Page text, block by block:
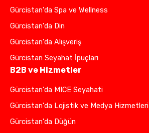
Gürcistan'da Spa ve Wellness
Gürcistan'da Din
Gürcistan'da Alışveriş
Gürcistan Seyahat İpuçları
B2B ve Hizmetler
Gürcistan'da MICE Seyahati
Gürcistan'da Lojistik ve Medya Hizmetleri
Gürcistan'da Düğün